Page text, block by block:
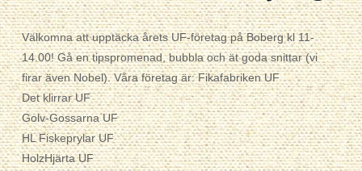
Välkomna att upptäcka årets UF-företag på Boberg kl 11-
14.00! Gå en tipspromenad, bubbla och ät goda snittar (vi
firar även Nobel). Våra företag är: Fikafabriken UF
Det klirrar UF
Golv-Gossarna UF
HL Fiskeprylar UF
HolzHjärta UF